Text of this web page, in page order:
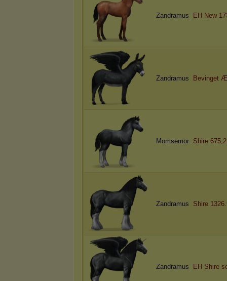
Zandramus EH New
Zandramus Bevinget
Momsemor Shire
Zandramus Shire
Zandramus EH Shire